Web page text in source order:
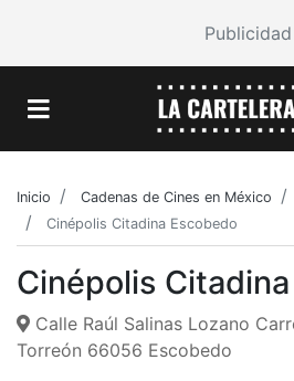
Publicidad
Inicio Cadenas de Cines en México
Cinépolis Citadina Escobedo
Cinépolis
Calle Raúl Salinas Lozano
Torreón 66056 Escobedo